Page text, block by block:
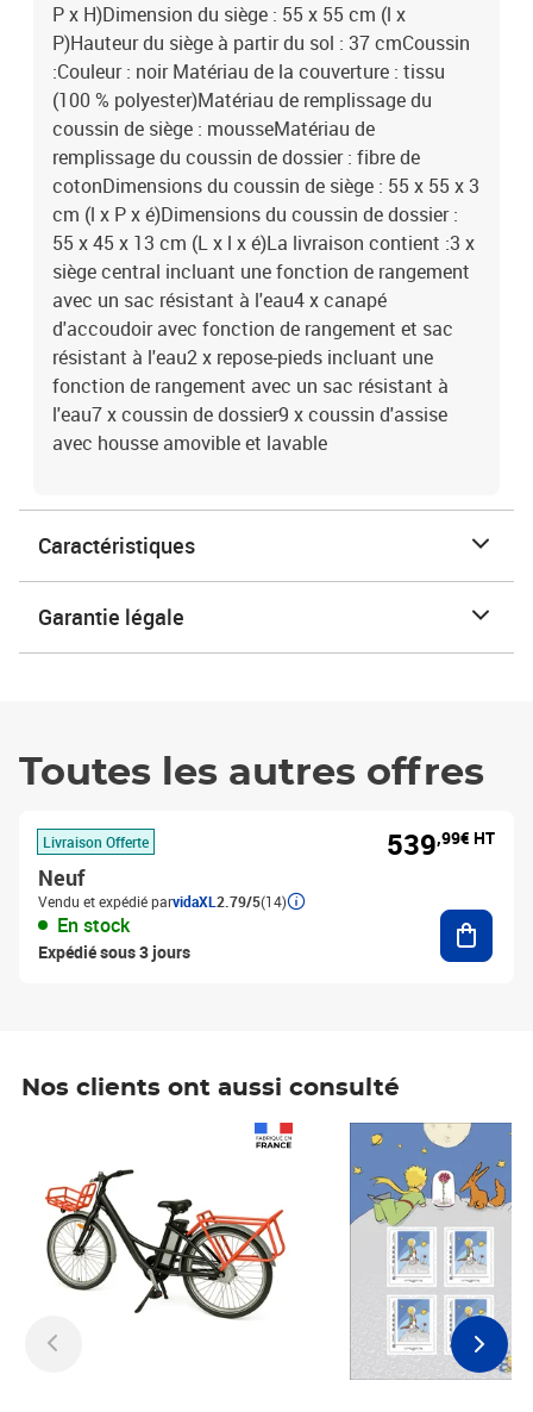
P x H)Dimension du siège : 55 x 55 cm (l x
P)Hauteur du siège à partir du sol : 37 cmCoussin
:Couleur : noir Matériau de la couverture : tissu
(100 % polyester)Matériau de remplissage du
coussin de siège : mousseMatériau de
remplissage du coussin de dossier : fibre de
cotonDimensions du coussin de siège : 55 x 55 x 3
cm (l x P x é)Dimensions du coussin de dossier :
55 x 45 x 13 cm (L x l x é)La livraison contient :3 x
siège central incluant une fonction de rangement
avec un sac résistant à l'eau4 x canapé
d'accoudoir avec fonction de rangement et sac
résistant à l'eau2 x repose-pieds incluant une
fonction de rangement avec un sac résistant à
l'eau7 x coussin de dossier9 x coussin d'assise
avec housse amovible et lavable
Caractéristiques
Garantie légale
Toutes les autres offres
Livraison Offerte
Neuf
Vendu et expédié parvidaXL 2.79/5(14)
En stock
Expédié sous 3 jours
539,99€ HT
Nos clients ont aussi consulté
Prix 6,25€ HT